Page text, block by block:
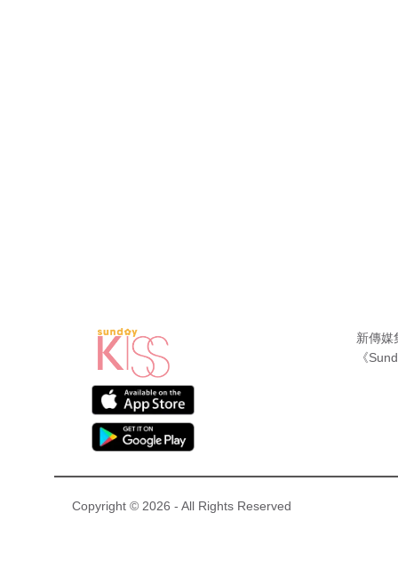
新傳媒
《
Copyright © 2026 - All Rights Reserved